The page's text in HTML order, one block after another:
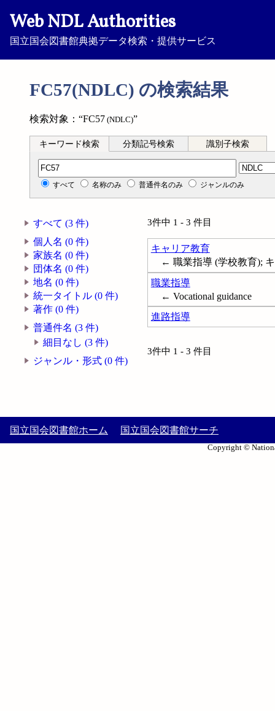
Web NDL Authorities
国立国会図書館典拠データ検索・提供サービス
FC57(NDLC) の検索結果
検索対象：“FC57 (NDLC)”
キーワード検索 分類記号検索 識別子検索
分類記号検索
すべて 名称のみ 普通件名のみ ジャンルのみ
すべて (3 件)
個人名 (0 件)
家族名 (0 件)
団体名 (0 件)
地名 (0 件)
統一タイトル (0 件)
著作 (0 件)
普通件名 (3 件)
細目なし (3 件)
ジャンル・形式 (0 件)
3件中 1 - 3 件目
キャリア教育
← 職業指導 (学校教育); キ
職業指導
← Vocational guidance
進路指導
3件中 1 - 3 件目
国立国会図書館ホーム 国立国会図書館サーチ
Copyright ©